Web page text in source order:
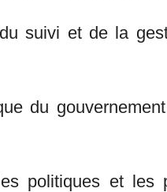
suivi et de la
du
politiques et les